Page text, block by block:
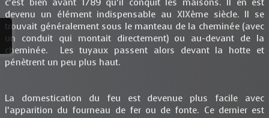
c’est bien avant 1789 qu’il conquit les maisons. Il en est
devenu un élément indispensable au XIXème siècle. Il se
trouvait généralement sous le manteau de la cheminée (avec
un conduit qui montait directement) ou au-devant de la
cheminée. Les tuyaux passent alors devant la hotte et
pénètrent un peu plus haut.
La domestication du feu est devenue plus facile avec
l’apparition du fourneau de fer ou de fonte. Ce dernier est